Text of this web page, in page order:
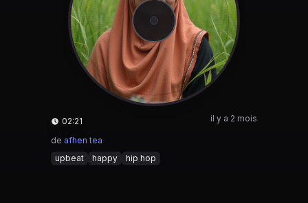
02:21 il y a 2 mois
de afhen tea
upbeat
happy hip hop